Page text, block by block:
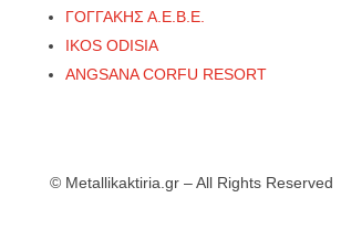
ΓΟΓΓΑΚΗΣ Α.Ε.Β.Ε.
IKOS ODISIA
ANGSANA CORFU RESORT
© Metallikaktiria.gr – All Rights Reserved